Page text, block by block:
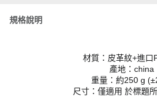
規格說明
材質：皮革紋+進口
產地：china
重量：約250 g
尺寸：僅適用 於標題